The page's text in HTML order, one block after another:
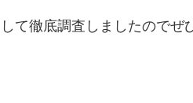
て徹底調査しましたのでぜ